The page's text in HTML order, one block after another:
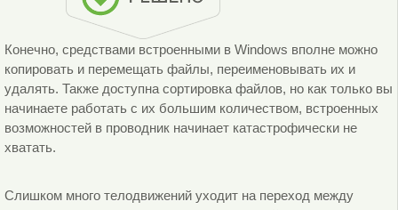
Конечно, средствами встроенными в Windows вполне можно
копировать и перемещать файлы, переименовывать их и
удалять. Также доступна сортировка файлов, но как только вы
начинаете работать с их большим количеством, встроенных
возможностей в проводник начинает катастрофически не
хватать.
Слишком много телодвижений уходит на переход между